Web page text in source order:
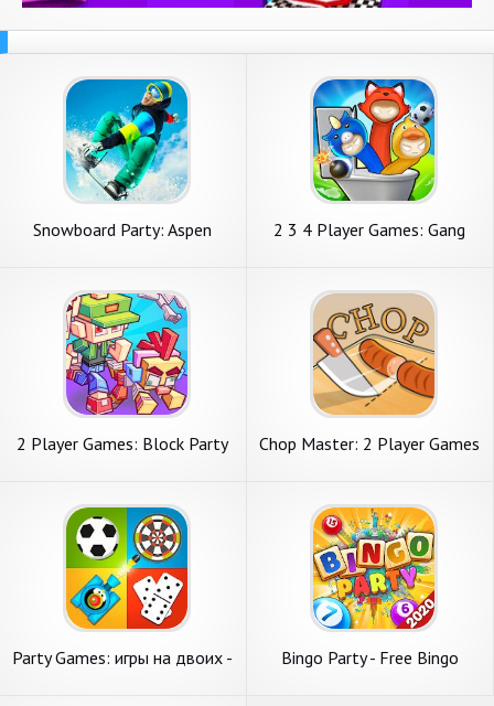
Snowboard Party: Aspen
2 3 4 Player Games: Gang
2 Player Games: Block Party Chop Master: 2 Player Games
Party Games: игры на двоих -
Bingo Party - Free Bingo